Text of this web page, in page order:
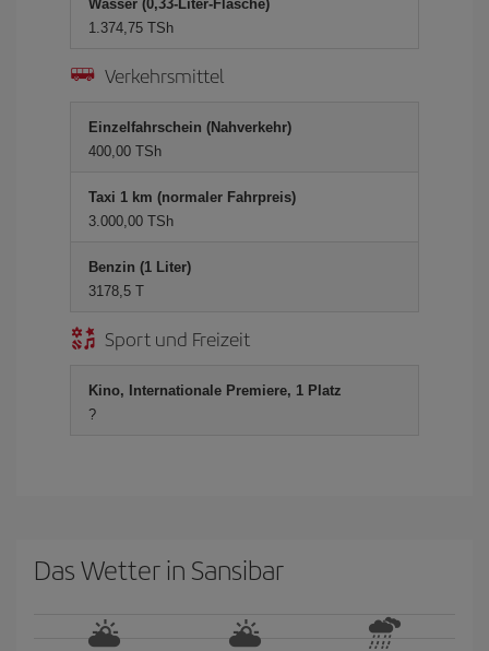
Wasser (0,33-Liter-Flasche)
1.374,75 TSh
Verkehrsmittel
Einzelfahrschein (Nahverkehr)
400,00 TSh
Taxi 1 km (normaler Fahrpreis)
3.000,00 TSh
Benzin (1 Liter)
3178,5 T
Sport und Freizeit
Kino, Internationale Premiere, 1 Platz
?
Das Wetter in Sansibar